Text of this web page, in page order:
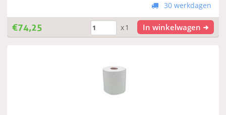
30 werkdagen
€74,25 x1 In winkelwagen